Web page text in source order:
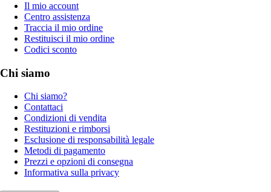
Il mio account
Centro assistenza
Traccia il mio ordine
Restituisci il mio ordine
Codici sconto
Chi siamo
Chi siamo?
Contattaci
Condizioni di vendita
Restituzioni e rimborsi
Esclusione di responsabilità legale
Metodi di pagamento
Prezzi e opzioni di consegna
Informativa sulla privacy